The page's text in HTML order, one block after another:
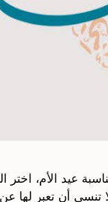
عيد الأم،
أن تعبر لها عن